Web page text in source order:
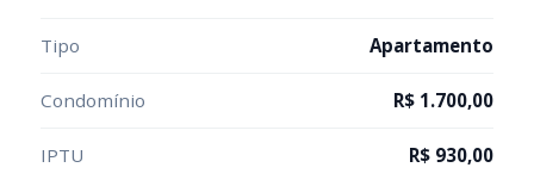
Tipo Apartamento
Condomínio R$ 1.700,00
IPTU R$ 930,00